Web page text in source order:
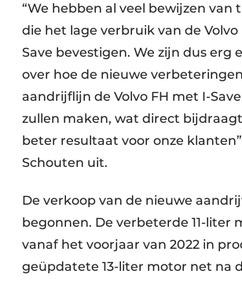
“We hebben al veel bewijzen van
die het lage verbruik van de Volvo
Save bevestigen. We zijn dus erg
over hoe de nieuwe
aandrijflijn de Volvo FH met I-
zullen maken, wat direct
beter resultaat voor onze
Schouten uit.
De verkoop van de nieuwe
begonnen. De verbeterde 11-liter
vanaf het voorjaar van 2022 in
geüpdatete 13-liter motor net na